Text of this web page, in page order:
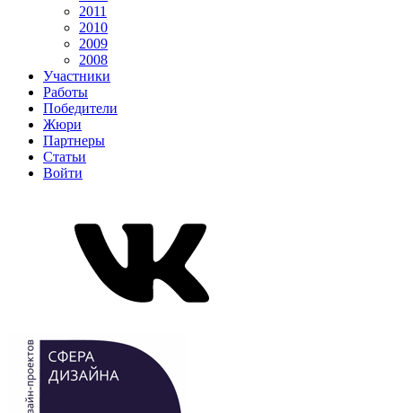
2011
2010
2009
2008
Участники
Работы
Победители
Жюри
Партнеры
Статьи
Войти